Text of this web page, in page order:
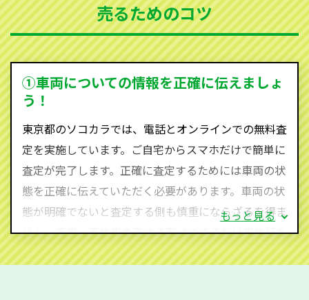
ソコカラは世界１１０か国に独自の販売ネットワーク
を持ち、国内に自社物流網、自社ヤードをもっている
ため、中間マージンがかかりません。だから高価買取
を実現し、お客様に利益を還元することができるので
す。
590-870）までお問い合わせ下さい。
査定・ご相談・見積もりはすべて無料で行います。安
心してお問い合わせください。
売るためのコツ
①車両についての情報を正確に伝えましょ
う！
東京都のソコカラでは、電話とオンラインでの無料査
定を実施しています。ご自宅からスマホだけで簡単に
査定が完了します。正確に査定するためには車両の状
態を正確に伝えていただく必要があります。車両の状
態が明確でないと査定する側も慎重にならざるを得ま
せん。廃車・事故車査定する際はできるだけ車検証を
ご準備ください。車検証があることで車両状態や年式
もっと見る